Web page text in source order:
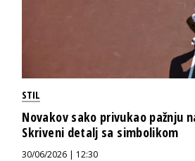
STIL
Novakov sako privukao pažnju
Skriveni detalj sa simbolikom
30/06/2026 | 12:30